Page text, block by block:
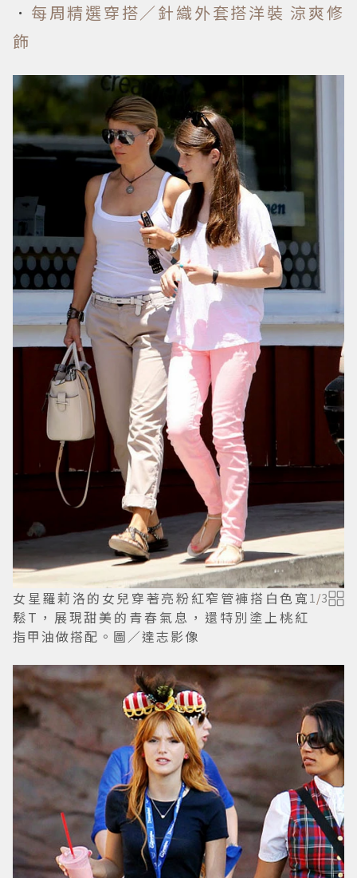
． 每周精選穿搭／針織外套搭洋裝 涼爽修
飾
女星羅莉洛的女兒穿著亮粉紅窄管褲搭白色寬
鬆T，展現甜美的青春氣息，還特別塗上桃紅
指甲油做搭配。圖／達志影像
1/3